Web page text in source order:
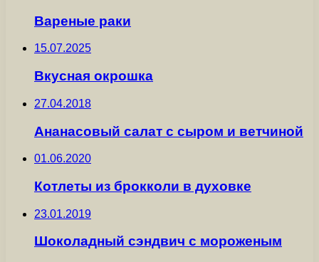
Вареные раки
15.07.2025
Вкусная окрошка
27.04.2018
Ананасовый салат с сыром и ветчиной
01.06.2020
Котлеты из брокколи в духовке
23.01.2019
Шоколадный сэндвич с мороженым